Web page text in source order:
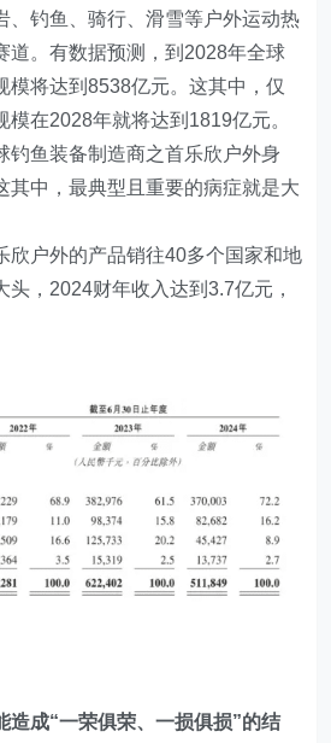
、钓鱼、骑行、滑雪等户外运动热
道。有数据预测，到2028年全球
模将达到8538亿元。这其中，仅
在2028年就将达到1819亿元。
钓鱼装备制造商之首乐欣户外身
其中，最典型且重要的病症就是大
欣户外的产品销往40多个国家和地
头，2024财年收入达到3.7亿元，
造成“一荣俱荣、一损俱损”的结